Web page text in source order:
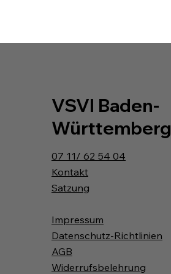
VSVI Baden-
Württemberg
07 11/ 62 54 04
Kontakt
Satzung
Impressum
Datenschutz-Richtlinien
AGB
Widerrufsbelehrung